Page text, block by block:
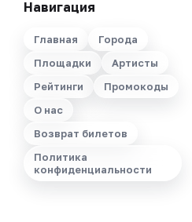
Навигация
Главная
Города
Площадки
Артисты
Рейтинги
Промокоды
О нас
Возврат билетов
Политика
конфиденциальности